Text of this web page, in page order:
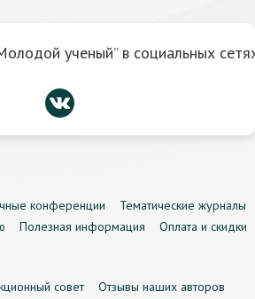
ученый” в социальных
конференции
Тематические журналы
Полезная информация
Оплата и скидки
совет
Отзывы наших авторов